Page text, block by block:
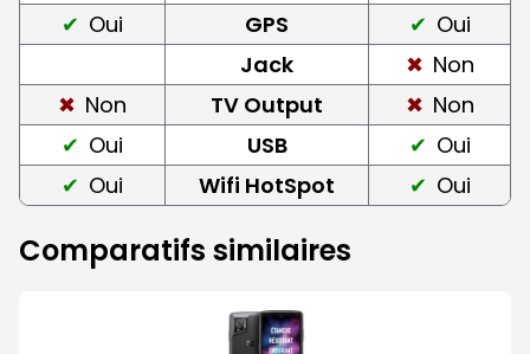
Oui
GPS
Oui
Jack
Non
Non
TV Output
Non
Oui
USB
Oui
Oui
Wifi HotSpot Oui
Comparatifs similaires